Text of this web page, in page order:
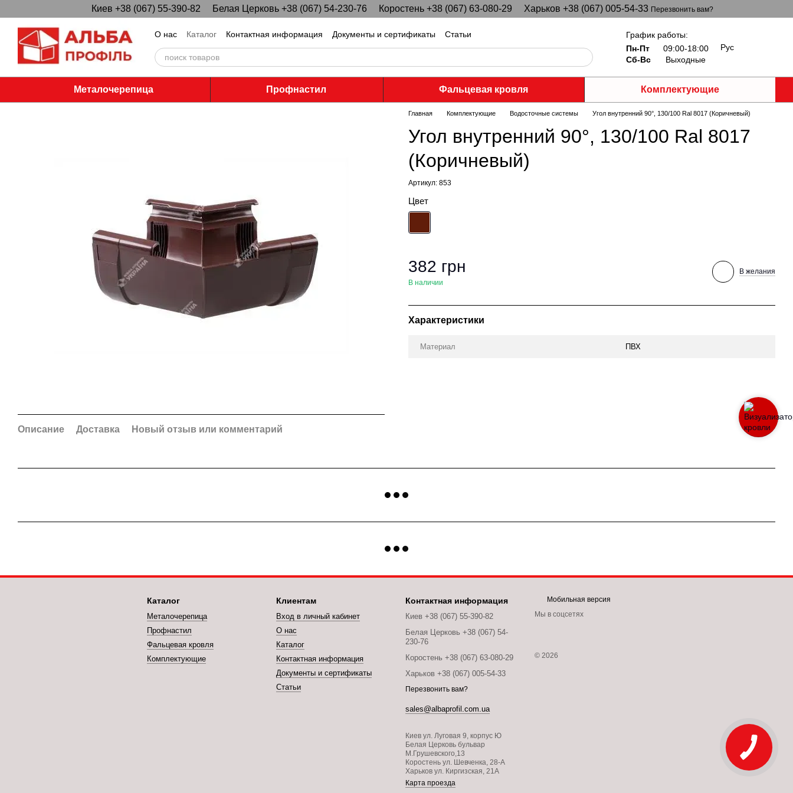
Перейти к основному контентуКиев +38 (067) 55-390-82 Белая Церковь +38 (067) 54-230-76 Коростень +38 (067) 63-080-29 Харьков +38 (067) 005-54-33 Перезвонить вам?
О нас Каталог Контактная информация Документы и сертификаты Статьи
График работы:
Пн-Пт
09:00-18:00
Сб-Вс
Выходные
Рус
Металочерепица Профнастил Фальцевая кровля Комплектующие
Описание Доставка Новый отзыв или комментарий
Главная Комплектующие Водосточные системы Угол внутренний 90°, 130/100 Ral 8017 (Коричневый)
Угол внутренний 90°, 130/100 Ral 8017
(Коричневый)
Артикул: 853
Цвет
382 грн
В наличии
В желания
Характеристики
Материал ПВХ
Каталог
Металочерепица
Профнастил
Фальцевая кровля
Комплектующие
Клиентам
Вход в личный кабинет
О нас
Каталог
Контактная информация
Документы и сертификаты
Статьи
Контактная информация
Киев +38 (067) 55-390-82
Белая Церковь +38 (067) 54-
230-76
Коростень +38 (067) 63-080-29
Харьков +38 (067) 005-54-33
Перезвонить вам?
sales@albaprofil.com.ua
Киев ул. Луговая 9, корпус Ю
Белая Церковь бульвар
М.Грушевского,13
Коростень ул. Шевченка, 28-А
Харьков ул. Киргизская, 21А
Карта проезда
Мобильная версия
Мы в соцсетях
© 2026